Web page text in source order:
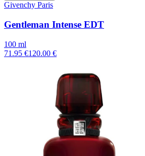
Givenchy Paris
Gentleman Intense EDT
100 ml
71.95 €120.00 €